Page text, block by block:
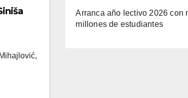
Arranca año lectivo 2026 con
millones de estudiantes